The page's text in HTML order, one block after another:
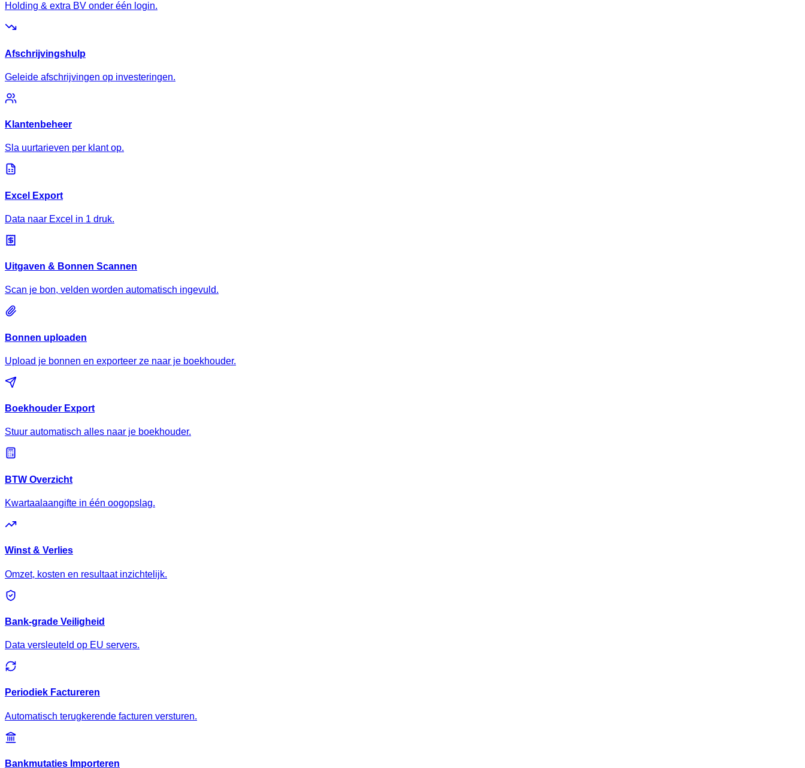
Holding & extra BV onder één login.
Afschrijvingshulp
Geleide afschrijvingen op investeringen.
Klantenbeheer
Sla uurtarieven per klant op.
Excel Export
Data naar Excel in 1 druk.
Uitgaven & Bonnen Scannen
Scan je bon, velden worden automatisch ingevuld.
Bonnen uploaden
Upload je bonnen en exporteer ze naar je boekhouder.
Boekhouder Export
Stuur automatisch alles naar je boekhouder.
BTW Overzicht
Kwartaalaangifte in één oogopslag.
Winst & Verlies
Omzet, kosten en resultaat inzichtelijk.
Bank-grade Veiligheid
Data versleuteld op EU servers.
Periodiek Factureren
Automatisch terugkerende facturen versturen.
Bankmutaties Importeren